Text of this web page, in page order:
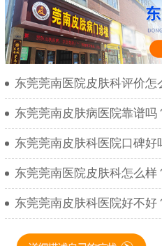
东莞莞南医院皮肤科评价
东莞莞南皮肤病医院靠谱
东莞莞南皮肤科医院口碑好
东莞莞南医院皮肤科怎么
东莞莞南皮肤科医院好不